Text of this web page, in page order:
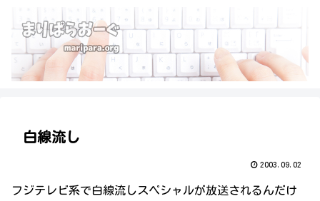
白線流し
2003.09.02
フジテレビ系で白線流しスペシャルが放送されるんだけ